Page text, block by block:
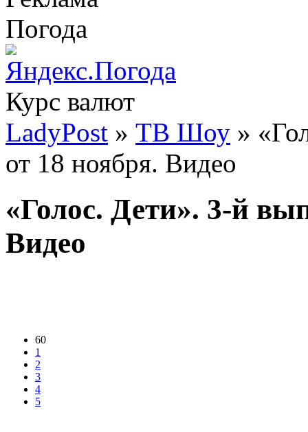
Погода
Курс валют
LadyPost » ТВ Шоу »
от 18 ноября. Видео
«Голос. Дети». 3-й
Видео
60
1
2
3
4
5